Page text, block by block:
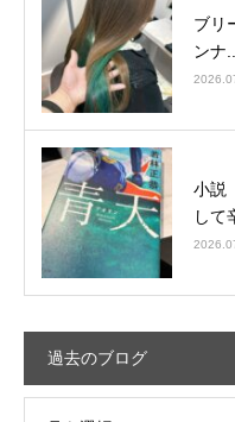
ブリ
ンナ...
小説
して
過去のブログ